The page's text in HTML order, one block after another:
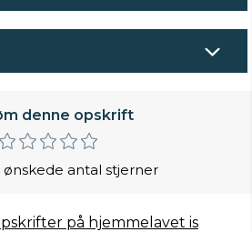
denne opskrift
antal stjerner
på hjemmelavet is